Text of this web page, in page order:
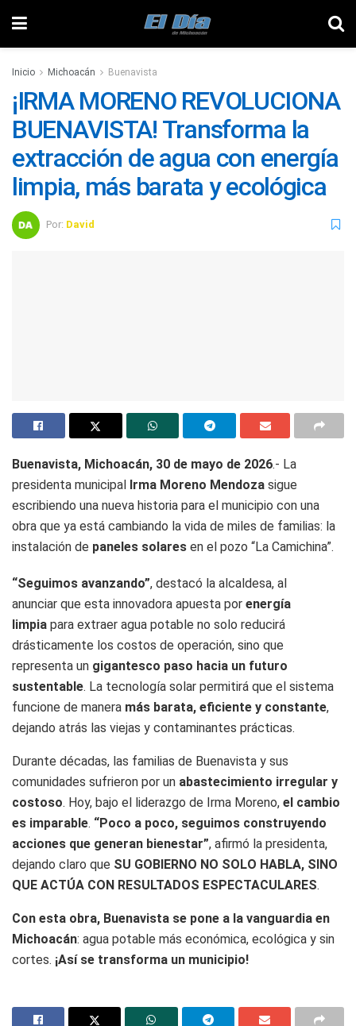
Inicio Michoacán Buenavista
¡IRMA MORENO REVOLUCIONA
BUENAVISTA! Transforma la
extracción de agua con energía
limpia, más barata y ecológica
Por: David
Buenavista, Michoacán, 30 de mayo de 2026.- La
presidenta municipal Irma Moreno Mendoza sigue
escribiendo una nueva historia para el municipio con una
obra que ya está cambiando la vida de miles de familias: la
instalación de paneles solares en el pozo “La Camichina”.
“Seguimos avanzando”, destacó la alcaldesa, al
anunciar que esta innovadora apuesta por energía
limpia para extraer agua potable no solo reducirá
drásticamente los costos de operación, sino que
representa un gigantesco paso hacia un futuro
sustentable. La tecnología solar permitirá que el sistema
funcione de manera más barata, eficiente y constante,
dejando atrás las viejas y contaminantes prácticas.
Durante décadas, las familias de Buenavista y sus
comunidades sufrieron por un abastecimiento irregular y
costoso. Hoy, bajo el liderazgo de Irma Moreno, el cambio
es imparable. “Poco a poco, seguimos construyendo
acciones que generan bienestar”, afirmó la presidenta,
dejando claro que SU GOBIERNO NO SOLO HABLA, SINO
QUE ACTÚA CON RESULTADOS ESPECTACULARES.
Con esta obra, Buenavista se pone a la vanguardia en
Michoacán: agua potable más económica, ecológica y sin
cortes. ¡Así se transforma un municipio!